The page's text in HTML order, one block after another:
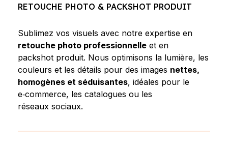
RETOUCHE PHOTO & PACKSHOT PRODUIT
Sublimez vos visuels avec notre expertise en
retouche photo professionnelle et en
packshot produit. Nous optimisons la lumière, les
couleurs et les détails pour des images nettes,
homogènes et séduisantes, idéales pour le
e‑commerce, les catalogues ou les
réseaux sociaux.